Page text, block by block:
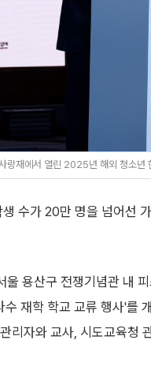
재에서 열린 2025년 해외 청소년
수가 20만 명을 넘어선
용산구 전쟁기념관 내 피
재학 학교 교류 행사'를
리자와 교사, 시도교육청